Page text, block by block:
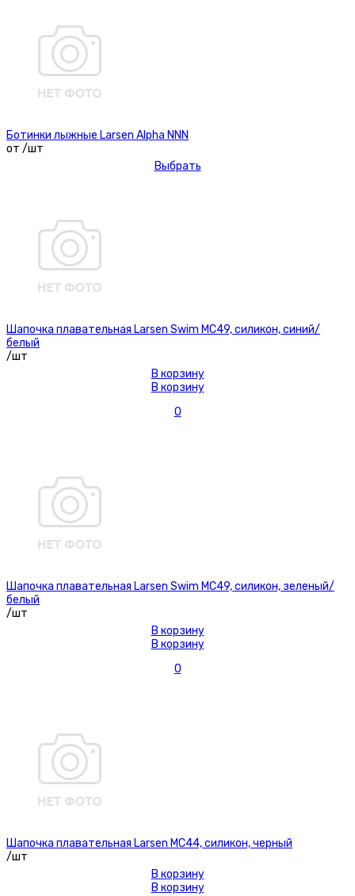
Ботинки лыжные Larsen Alpha NNN
от /шт
Выбрать
Шапочка плавательная Larsen Swim MC49, силикон, синий/
белый
/шт
В корзину
В корзину
0
Шапочка плавательная Larsen Swim MC49, силикон, зеленый/
белый
/шт
В корзину
В корзину
0
Шапочка плавательная Larsen MC44, силикон, черный
/шт
В корзину
В корзину